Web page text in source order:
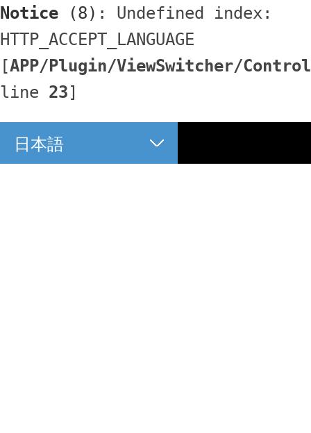
Notice (8) : Undefined index:
HTTP_ACCEPT_LANGUAGE
[APP/Plugin/ViewSwitcher/
line 23]
日本語